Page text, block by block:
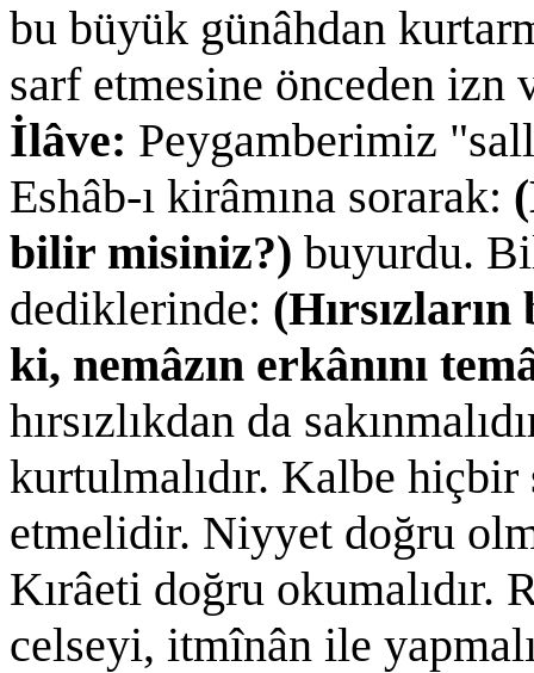
bu büyük günâhdan
sarf etmesine önceden izn
İlâve: Peygamberimiz
Eshâb-ı kirâmına sorarak:
bilir misiniz?) buyurdu.
dediklerinde:
ki, nemâzın erkânını
hırsızlıkdan da
kurtulmalıdır. Kalbe
etmelidir. Niyyet doğru
Kırâeti doğru okumalıdır.
celseyi, itmînân ile